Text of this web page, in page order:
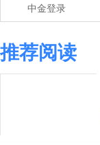
中金登录
推荐阅读